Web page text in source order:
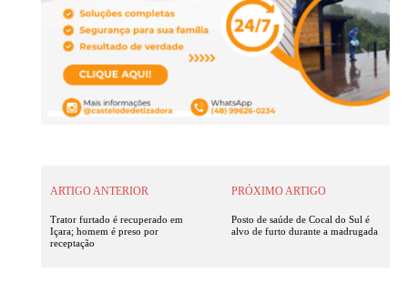
ARTIGO ANTERIOR
Trator furtado é recuperado em
Içara; homem é preso por
receptação
PRÓXIMO ARTIGO
Posto de saúde de Cocal do Sul é
alvo de furto durante a madrugada